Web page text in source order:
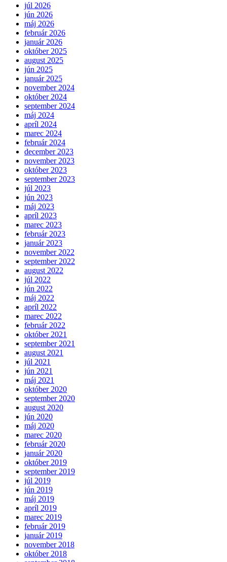
júl 2026
jún 2026
máj 2026
február 2026
január 2026
október 2025
august 2025
jún 2025
január 2025
november 2024
október 2024
september 2024
máj 2024
apríl 2024
marec 2024
február 2024
december 2023
november 2023
október 2023
september 2023
júl 2023
jún 2023
máj 2023
apríl 2023
marec 2023
február 2023
január 2023
november 2022
september 2022
august 2022
júl 2022
jún 2022
máj 2022
apríl 2022
marec 2022
február 2022
október 2021
september 2021
august 2021
júl 2021
jún 2021
máj 2021
október 2020
september 2020
august 2020
jún 2020
máj 2020
marec 2020
február 2020
január 2020
október 2019
september 2019
júl 2019
jún 2019
máj 2019
apríl 2019
marec 2019
február 2019
január 2019
november 2018
október 2018